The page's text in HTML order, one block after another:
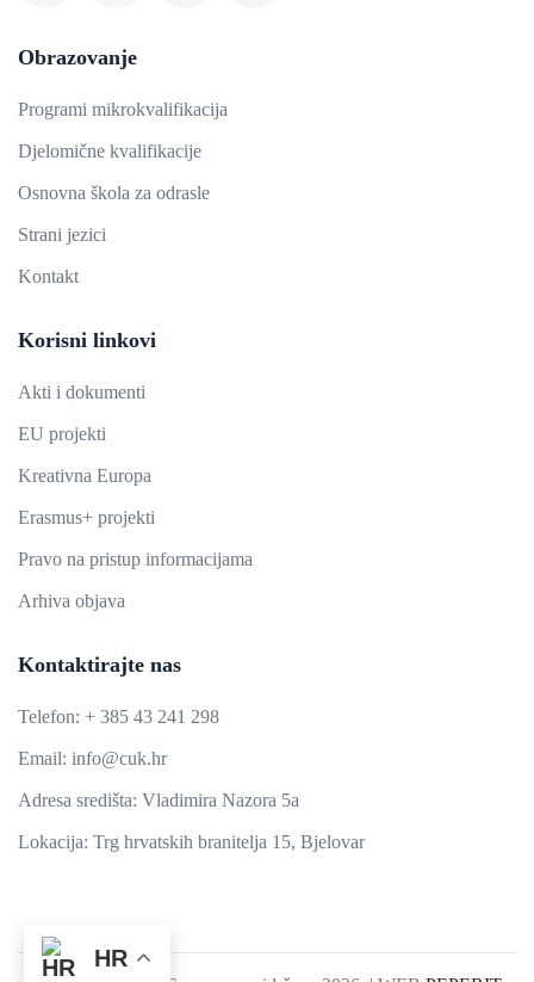
Obrazovanje
Programi mikrokvalifikacija
Djelomične kvalifikacije
Osnovna škola za odrasle
Strani jezici
Kontakt
Korisni linkovi
Akti i dokumenti
EU projekti
Kreativna Europa
Erasmus+ projekti
​​​​​​​Pravo na pristup informacijama
Arhiva objava
Kontaktirajte nas
Telefon: + 385 43 241 298
Email: info@cuk.hr
Adresa središta: Vladimira Nazora 5a
Lokacija: Trg hrvatskih branitelja 15, Bjelovar
HR